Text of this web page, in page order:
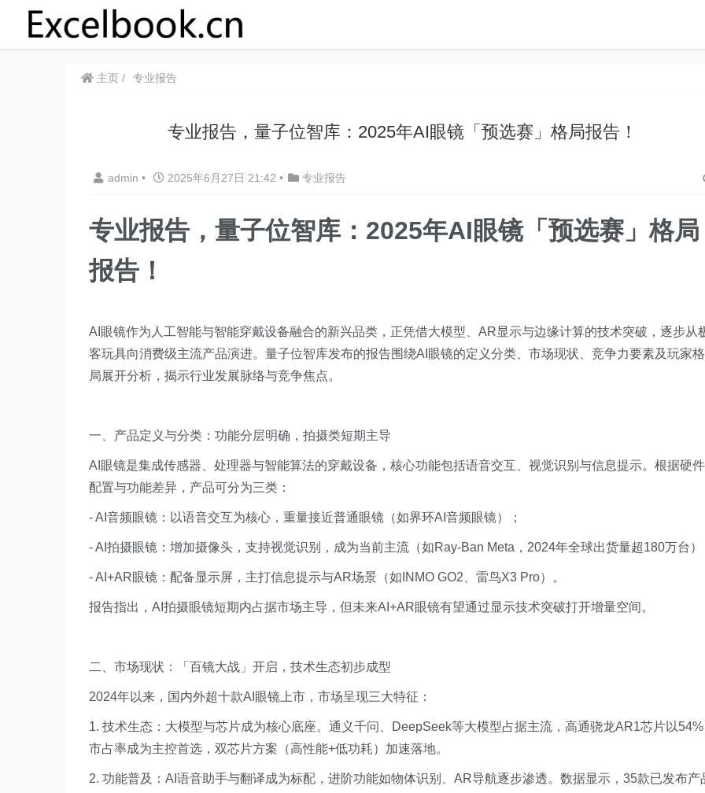
主页 专业报告
专业报告，量子位智库：2025年AI眼镜「预选赛」格局报告！
admin • 2025年6月27日 21:42 • 专业报告
专业报告，量子位智库：2025年AI眼镜「预选赛」格局
报告！
AI眼镜作为人工智能与智能穿戴设备融合的新兴品类，正凭借大模型、AR显示与边缘计算的技术突破，逐步从
客玩具向消费级主流产品演进。量子位智库发布的报告围绕AI眼镜的定义分类、市场现状、竞争力要素及玩家格
局展开分析，揭示行业发展脉络与竞争焦点。
一、产品定义与分类：功能分层明确，拍摄类短期主导
AI眼镜是集成传感器、处理器与智能算法的穿戴设备，核心功能包括语音交互、视觉识别与信息提示。根据硬件
配置与功能差异，产品可分为三类：
- AI音频眼镜：以语音交互为核心，重量接近普通眼镜（如界环AI音频眼镜）；
- AI拍摄眼镜：增加摄像头，支持视觉识别，成为当前主流（如Ray-Ban Meta，2024年全球出货量超180万台）
- AI+AR眼镜：配备显示屏，主打信息提示与AR场景（如INMO GO2、雷鸟X3 Pro）。
报告指出，AI拍摄眼镜短期内占据市场主导，但未来AI+AR眼镜有望通过显示技术突破打开增量空间。
二、市场现状：「百镜大战」开启，技术生态初步成型
2024年以来，国内外超十款AI眼镜上市，市场呈现三大特征：
1. 技术生态：大模型与芯片成为核心底座。通义千问、DeepSeek等大模型占据主流，高通骁龙AR1芯片以54%
市占率成为主控首选，双芯片方案（高性能+低功耗）加速落地。
2. 功能普及：AI语音助手与翻译成为标配，进阶功能如物体识别、AR导航逐步渗透。数据显示，35款已发布产